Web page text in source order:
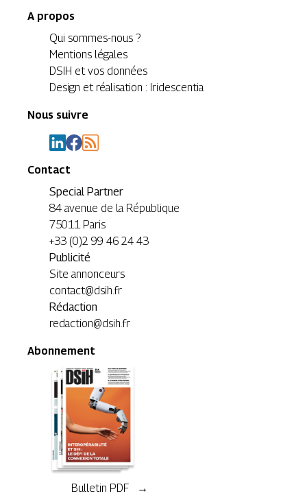
A propos
Qui sommes-nous ?
Mentions légales
DSIH et vos données
Design et réalisation : Iridescentia
Nous suivre
Contact
Special Partner
84 avenue de la République
75011 Paris
+33 (0)2 99 46 24 43
Publicité
Site annonceurs
contact@dsih.fr
Rédaction
redaction@dsih.fr
Abonnement
Bulletin PDF →